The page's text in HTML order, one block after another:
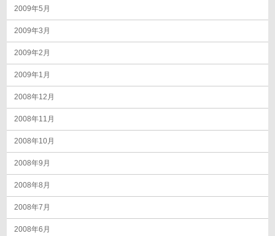
2009年5月
2009年3月
2009年2月
2009年1月
2008年12月
2008年11月
2008年10月
2008年9月
2008年8月
2008年7月
2008年6月